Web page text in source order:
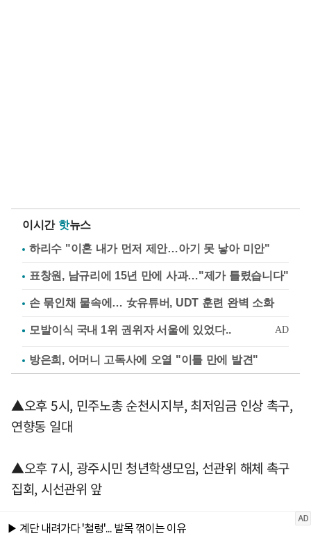
이시간 핫뉴스
하리수 "이혼 내가 먼저 제안…아기 못 낳아 미안"
표창원, 남규리에 15년 만에 사과…"제가 틀렸습니다"
손 묶인채 물속에… 女유튜버, UDT 훈련 완벽 소화
방은희, 어머니 고독사에 오열 "이틀 만에 발견"
▲오후 5시, 민주노총 순천시지부, 최저임금 인상 촉구,
연향동 일대
▲오후 7시, 광주시민 청년학생모임, 선관위 해체 촉구
집회, 시선관위 앞